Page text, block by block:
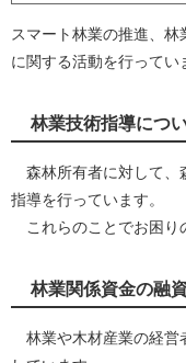
スマート林業の推進、
に関する活動を行ってい
林業技術指導につ
森林所有者に対して、
指導を行っています。
これらのことでお困り
林業関係資金の融
林業や木材産業の経営